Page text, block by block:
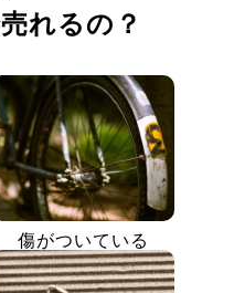
れるの？
傷がついている